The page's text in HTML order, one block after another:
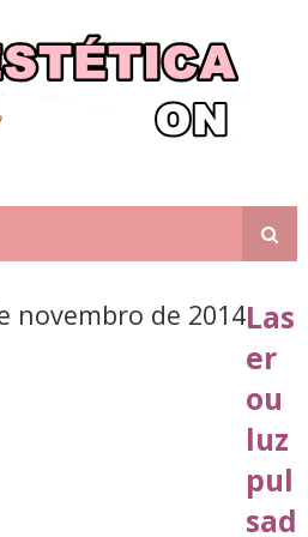
novembro de 2014Las
er
ou
luz
pul
sad